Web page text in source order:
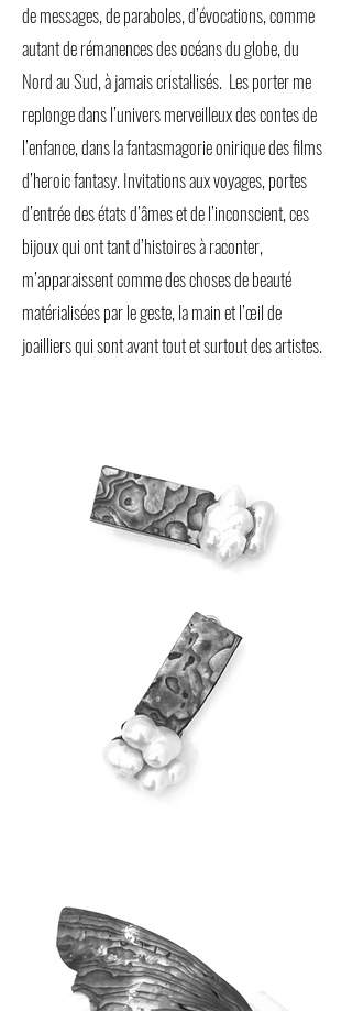
de messages, de paraboles, d’évocations, comme
autant de rémanences des océans du globe, du
Nord au Sud, à jamais cristallisés. Les porter me
replonge dans l’univers merveilleux des contes de
l’enfance, dans la fantasmagorie onirique des films
d’heroic fantasy. Invitations aux voyages, portes
d’entrée des états d’âmes et de l’inconscient, ces
bijoux qui ont tant d’histoires à raconter,
m’apparaissent comme des choses de beauté
matérialisées par le geste, la main et l’œil de
joailliers qui sont avant tout et surtout des artistes.